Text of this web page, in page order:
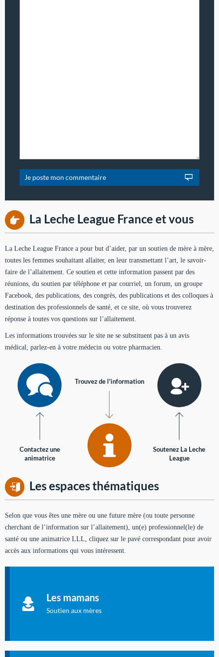
La Leche League France et vous
La Leche League France a pour but d’aider, par un soutien de mère à mère,
toutes les femmes souhaitant allaiter, en leur transmettant l’art, le savoir-
faire de l’allaitement. Ce soutien et cette information passent par des
réunions, du soutien par téléphone et par courriel, un forum, un groupe
Facebook, des publications, des congrès, des publications et des colloques à
destination des professionnels de santé, et ce site, où vous trouverez
réponse à toutes vos questions sur l’allaitement.
Les informations trouvées sur le site ne se substituent pas à un avis
médical, parlez-en à votre médecin ou votre pharmacien.
Contactez une
animatrice
Trouvez de l'information
Soutenez La Leche
League
Les espaces thématiques
Selon que vous êtes une mère ou une future mère (ou toute personne
cherchant de l’information sur l’allaitement), un(e) professionnel(le) de
santé ou une animatrice LLL, cliquez sur le pavé correspondant pour avoir
accès aux informations qui vous intéressent.
Les mamans
Soutien aux mères
à allaiter et vous informer : toutes les rubriques qui
concernent l'allaitement.